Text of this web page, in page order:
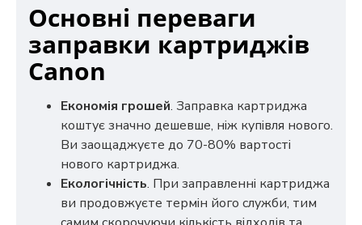
Основні переваги
заправки картриджів
Canon
Економія грошей. Заправка картриджа
коштує значно дешевше, ніж купівля нового.
Ви заощаджуєте до 70-80% вартості
нового картриджа.
Екологічність. При заправленні картриджа
ви продовжуєте термін його служби, тим